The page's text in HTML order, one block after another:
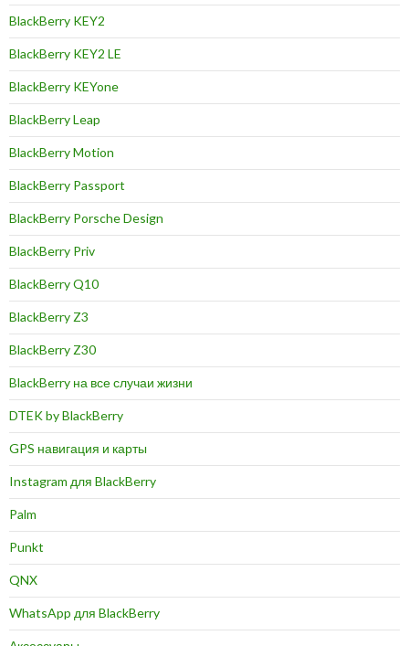
BlackBerry KEY2
BlackBerry KEY2 LE
BlackBerry KEYone
BlackBerry Leap
BlackBerry Motion
BlackBerry Passport
BlackBerry Porsche Design
BlackBerry Priv
BlackBerry Q10
BlackBerry Z3
BlackBerry Z30
BlackBerry на все случаи жизни
DTEK by BlackBerry
GPS навигация и карты
Instagram для BlackBerry
Palm
Punkt
QNX
WhatsApp для BlackBerry